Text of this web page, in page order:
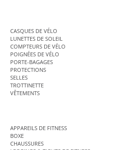
CASQUES DE VÉLO
LUNETTES DE SOLEIL
COMPTEURS DE VÉLO
POIGNÉES DE VÉLO
PORTE-BAGAGES
PROTECTIONS
SELLES
TROTTINETTE
VÊTEMENTS
APPAREILS DE FITNESS
BOXE
CHAUSSURES